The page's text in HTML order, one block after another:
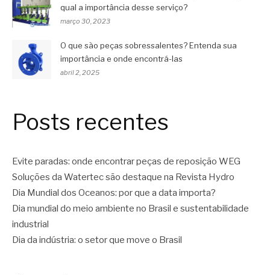
qual a importância desse serviço?
março 30, 2023
O que são peças sobressalentes? Entenda sua
importância e onde encontrá-las
abril 2, 2025
Posts recentes
Evite paradas: onde encontrar peças de reposição WEG
Soluções da Watertec são destaque na Revista Hydro
Dia Mundial dos Oceanos: por que a data importa?
Dia mundial do meio ambiente no Brasil e sustentabilidade
industrial
Dia da indústria: o setor que move o Brasil